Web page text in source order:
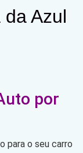
Azul
por
para o seu carro